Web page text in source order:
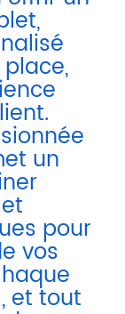
un
pour
vos
et tout